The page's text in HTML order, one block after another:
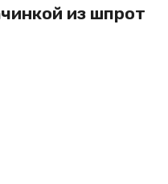
из шпрот